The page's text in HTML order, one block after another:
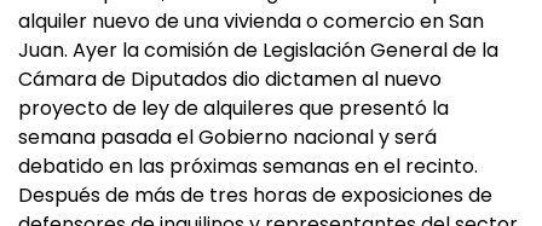
alquiler nuevo de una vivienda o comercio en San
Juan. Ayer la comisión de Legislación General de la
Cámara de Diputados dio dictamen al nuevo
proyecto de ley de alquileres que presentó la
semana pasada el Gobierno nacional y será
debatido en las próximas semanas en el recinto.
Después de más de tres horas de exposiciones de